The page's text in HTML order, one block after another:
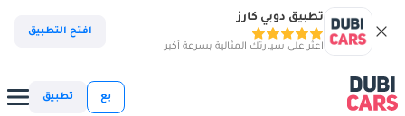
تطبيق دوبي كارز
اعثر على سيارتك المثالية بسرعة أكبر
افتح التطبيق
بع تطبيق